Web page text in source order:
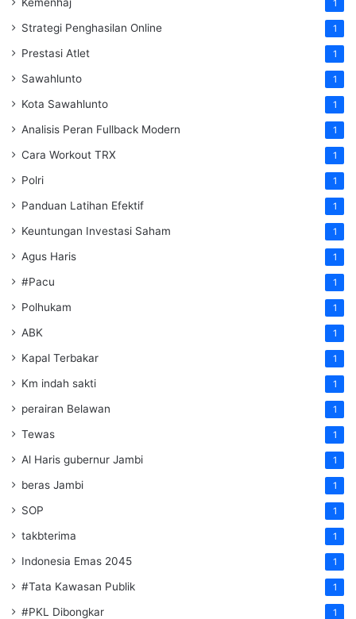
1
Strategi Penghasilan Online 1
Prestasi Atlet 1
Sawahlunto 1
Kota Sawahlunto 1
Analisis Peran Fullback Modern 1
Cara Workout TRX 1
Polri 1
Panduan Latihan Efektif 1
Keuntungan Investasi Saham 1
Agus Haris 1
#Pacu 1
Polhukam 1
ABK 1
Kapal Terbakar 1
Km indah sakti 1
perairan Belawan 1
Tewas 1
Al Haris gubernur Jambi 1
beras Jambi 1
SOP 1
takbterima 1
Indonesia Emas 2045 1
#Tata Kawasan Publik 1
#PKL Dibongkar 1